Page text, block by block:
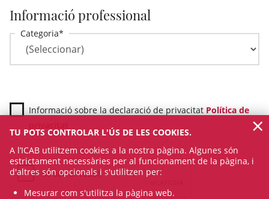
Informació professional
Categoria
Informació sobre la declaració de privacitat Política de
TU POTS CONTROLAR L'ÚS DE LES COOKIES.
A l’ICAB utilitzem cookies a la nostra pàgina. Algunes són
estrictament necessàries per al funcionament de la pàgina, i
d'altres són opcionals i s'utilitzen per:
Mesurar com s'utilitza la pàgina web.
×